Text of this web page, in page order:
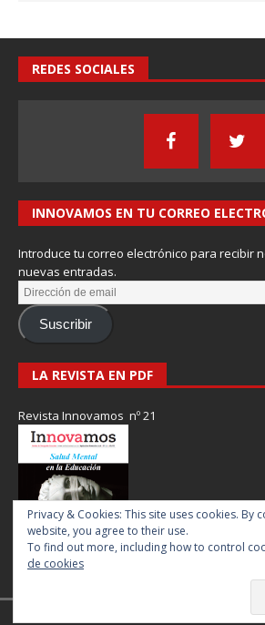
REDES SOCIALES
INNOVAMOS EN TU CORREO
Introduce tu correo electrónico para recibir
nuevas entradas.
Suscribir
LA REVISTA EN PDF
Revista Innovamos nº 21
Revista Innovamos ©
Privacy & Cookies: This site uses cookies. By
website, you agree to their use.
To find out more, including how to control
de cookies